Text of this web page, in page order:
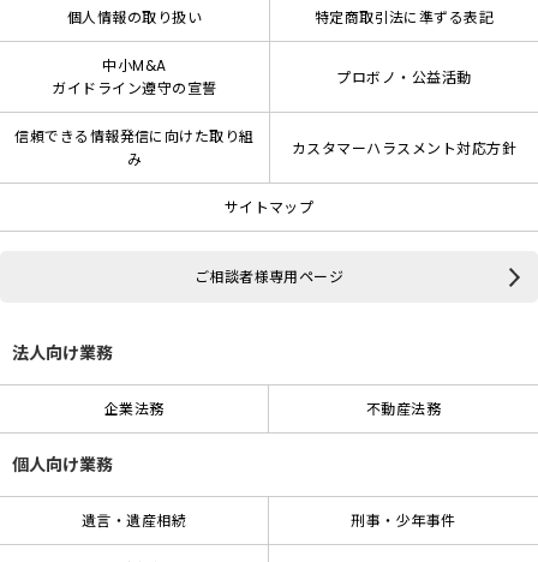
個人情報の取り扱い 特定商取引法に準ずる表記
中小M&A
ガイドライン遵守の宣誓
プロボノ・公益活動
信頼できる情報発信に向けた取り組
み
カスタマーハラスメント対応方針
サイトマップ
ご相談者様専用ページ
法人向け業務
企業法務 不動産法務
個人向け業務
遺言・遺産相続 刑事・少年事件